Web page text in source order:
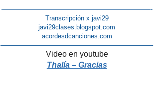
———————————————————————-
Transcripción x javi29
javi29clases.blogspot.com
acordesdcanciones.com
———————————————————————–
Video en youtube
Thalía – Gracias